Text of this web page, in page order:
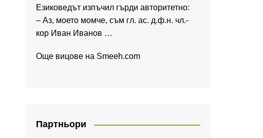
Езиковедът изпъчил гърди авторитетно:
– Аз, моето момче, съм гл. ас. д.ф.н. чл.-
кор Иван Иванов …
Още вицове на Smeeh.com
Партньори